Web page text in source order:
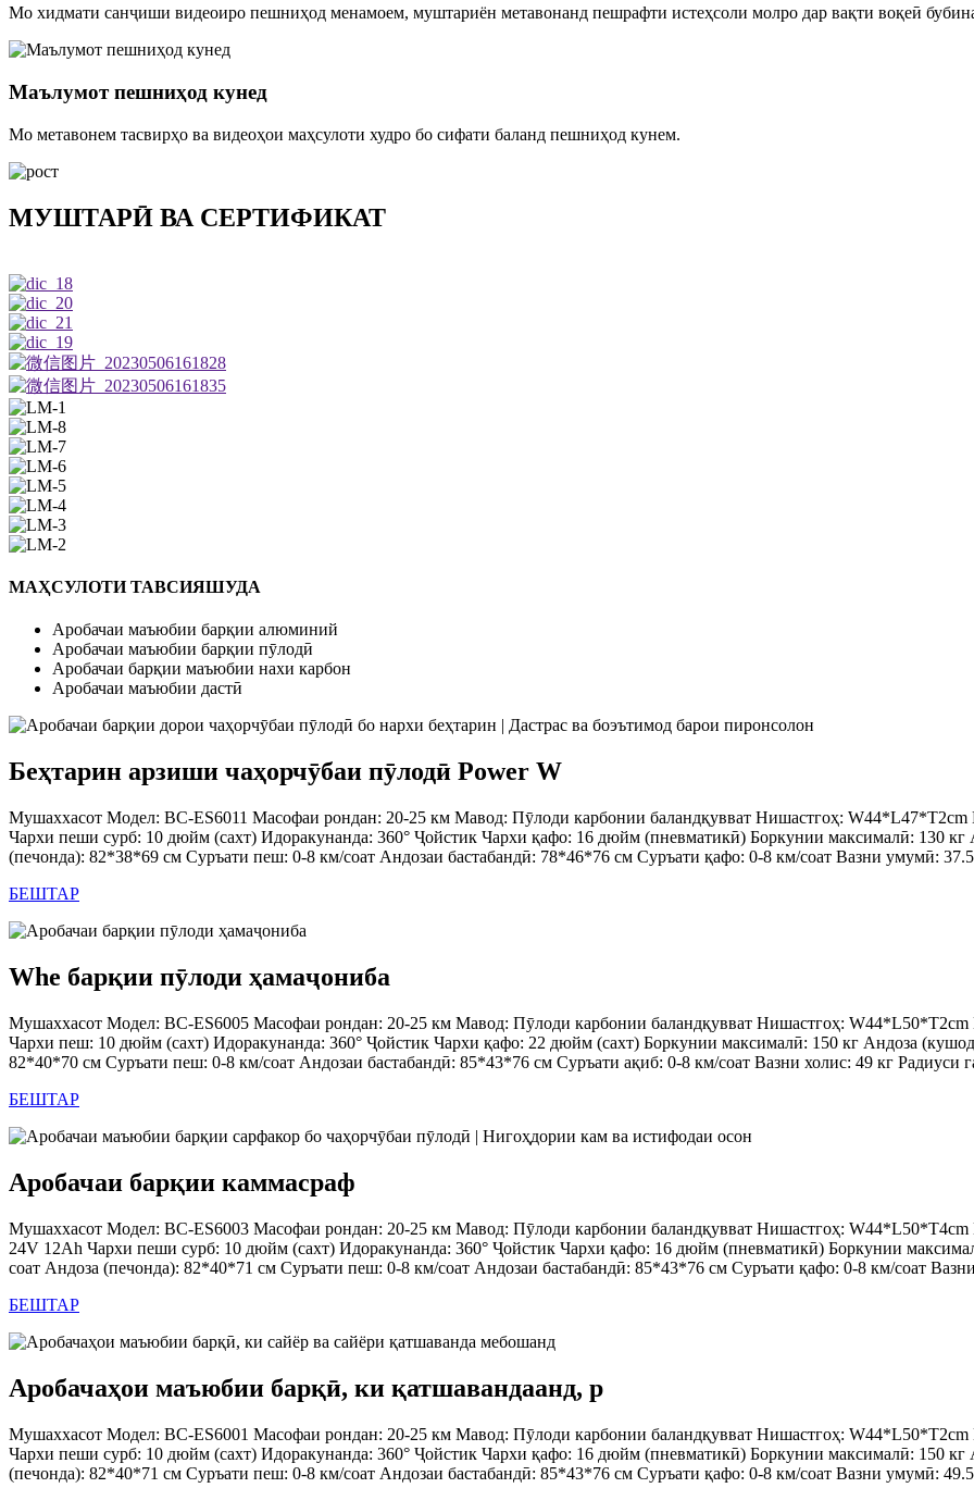
Мо хидмати санҷиши видеоиро пешниҳод менамоем, муштариён метавонанд пешрафти истеҳсоли молро дар вақти воқеӣ
Маълумот пешниҳод кунед
Мо метавонем тасвирҳо ва видеоҳои маҳсулоти худро бо сифати баланд пешниҳод кунем.
МУШТАРӢ ВА СЕРТИФИКАТ
МАҲСУЛОТИ ТАВСИЯШУДА
Аробачаи маъюбии барқии алюминий
Аробачаи маъюбии барқии пӯлодӣ
Аробачаи барқии маъюбии нахи карбон
Аробачаи маъюбии дастӣ
Беҳтарин арзиши чаҳорчӯбаи пӯлодӣ Power W
Мушаххасот Модел: BC-ES6011 Масофаи рондан: 20-25 км Мавод: Пӯлоди карбонии баландқувват Нишастгоҳ:
Чархи пеши сурб: 10 дюйм (сахт) Идоракунанда: 360° Ҷойстик Чархи қафо: 16 дюйм (пневматикӣ) Боркунии максималӣ: 130
(печонда): 82*38*69 см Суръати пеш: 0-8 км/соат Андозаи бастабандӣ: 78*46*76 см Суръати қафо: 0-8 км/соат Вазни умумӣ:
БЕШТАР
Whe барқии пӯлоди ҳамаҷониба
Мушаххасот Модел: BC-ES6005 Масофаи рондан: 20-25 км Мавод: Пӯлоди карбонии баландқувват Нишастгоҳ:
Чархи пеш: 10 дюйм (сахт) Идоракунанда: 360° Ҷойстик Чархи қафо: 22 дюйм (сахт) Боркунии максималӣ: 150 кг Андоза
82*40*70 см Суръати пеш: 0-8 км/соат Андозаи бастабандӣ: 85*43*76 см Суръати ақиб: 0-8 км/соат Вазни холис: 49 кг Радиуси
БЕШТАР
Аробачаи барқии каммасраф
Мушаххасот Модел: BC-ES6003 Масофаи рондан: 20-25 км Мавод: Пӯлоди карбонии баландқувват Нишастгоҳ: W44*L50*T4cm
24V 12Ah Чархи пеши сурб: 10 дюйм (сахт) Идоракунанда: 360° Ҷойстик Чархи қафо: 16 дюйм (пневматикӣ) Боркунии
соат Андоза (печонда): 82*40*71 см Суръати пеш: 0-8 км/соат Андозаи бастабандӣ: 85*43*76 см Суръати қафо: 0-8 км/соат
БЕШТАР
Аробачаҳои маъюбии барқӣ, ки қатшавандаанд, p
Мушаххасот Модел: BC-ES6001 Масофаи рондан: 20-25 км Мавод: Пӯлоди карбонии баландқувват Нишастгоҳ:
Чархи пеши сурб: 10 дюйм (сахт) Идоракунанда: 360° Ҷойстик Чархи қафо: 16 дюйм (пневматикӣ) Боркунии максималӣ: 150
(печонда): 82*40*71 см Суръати пеш: 0-8 км/соат Андозаи бастабандӣ: 85*43*76 см Суръати қафо: 0-8 км/соат Вазни умумӣ: